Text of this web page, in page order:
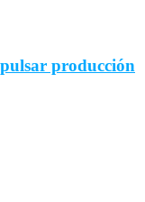
producción